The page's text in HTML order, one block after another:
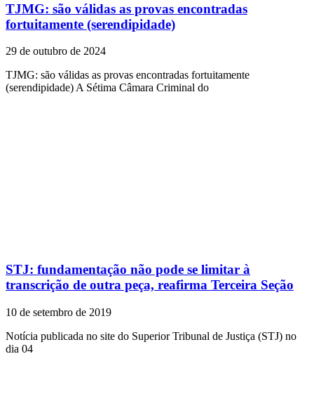
TJMG: são válidas as provas encontradas
fortuitamente (serendipidade)
29 de outubro de 2024
TJMG: são válidas as provas encontradas fortuitamente
(serendipidade) A Sétima Câmara Criminal do
STJ: fundamentação não pode se limitar à
transcrição de outra peça, reafirma Terceira Seção
10 de setembro de 2019
Notícia publicada no site do Superior Tribunal de Justiça (STJ) no
dia 04